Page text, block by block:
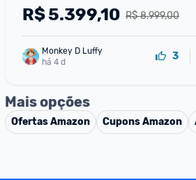
Boost) 3 cameras 50MP Sony
Zoom 100x Tela 1
R$ 8.999,00
R$5.399,10
Monkey D Luffy
há 4 d
3
Mais opções
OfertasAmazon CuponsAmazon